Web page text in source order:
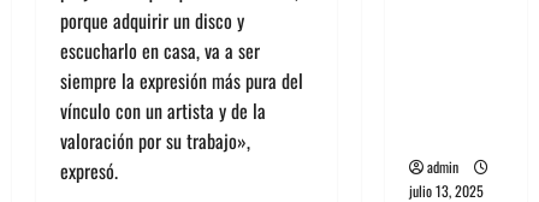
porque adquirir un disco y
escucharlo en casa, va a ser
siempre la expresión más pura del
vínculo con un artista y de la
valoración por su trabajo»,
expresó.
admin
julio 13, 2025